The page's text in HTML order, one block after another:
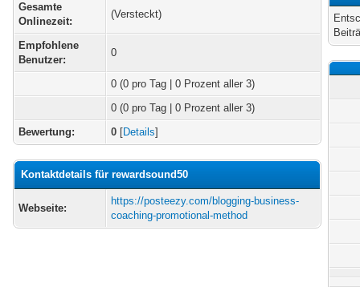
Gesamte
Onlinezeit:
(Versteckt)
Empfohlene
Benutzer:
0
0 (0 pro Tag | 0 Prozent aller 3)
0 (0 pro Tag | 0 Prozent aller 3)
Bewertung:
0 [Details]
Kontaktdetails für rewardsound50
Webseite:
https://posteezy.com/blogging-business-
coaching-promotional-method